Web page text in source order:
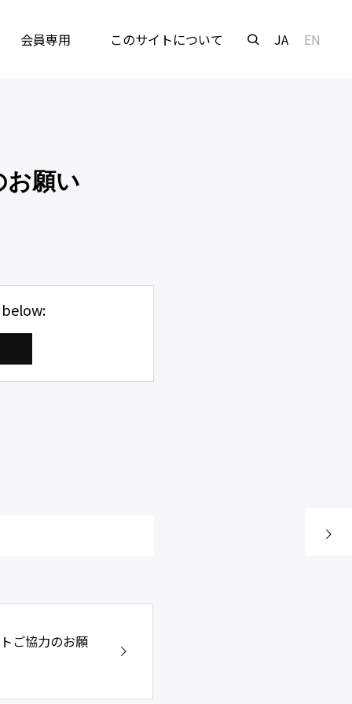
会員専用 このサイトについて JA EN
お願い
ご協力のお願